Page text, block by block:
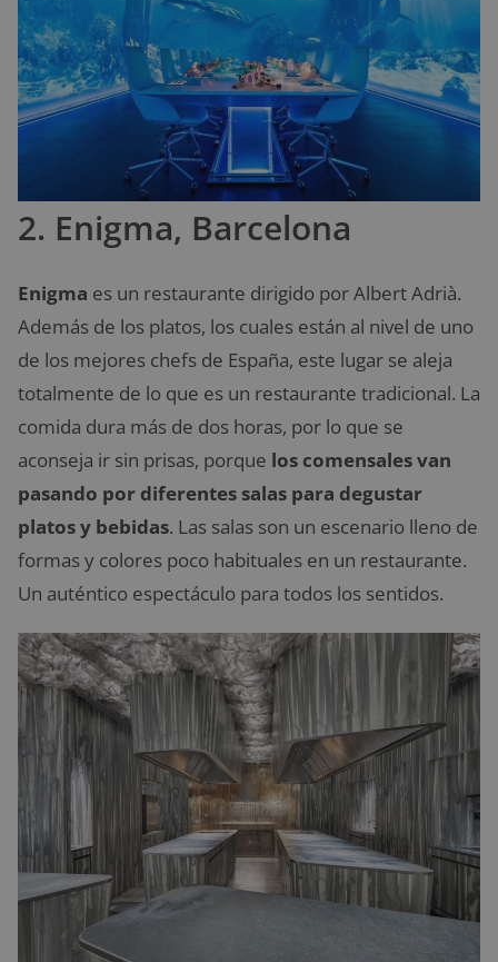
2. Enigma, Barcelona
Enigma es un restaurante dirigido por Albert Adrià.
Además de los platos, los cuales están al nivel de uno
de los mejores chefs de España, este lugar se aleja
totalmente de lo que es un restaurante tradicional. La
comida dura más de dos horas, por lo que se
aconseja ir sin prisas, porque los comensales van
pasando por diferentes salas para degustar
platos y bebidas. Las salas son un escenario lleno de
formas y colores poco habituales en un restaurante.
Un auténtico espectáculo para todos los sentidos.